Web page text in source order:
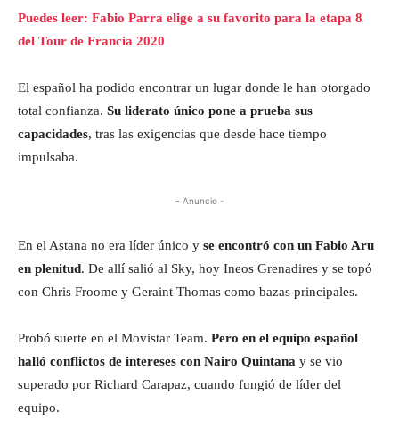
Puedes leer: Fabio Parra elige a su favorito para la etapa 8
del Tour de Francia 2020
El español ha podido encontrar un lugar donde le han otorgado
total confianza. Su liderato único pone a prueba sus
capacidades, tras las exigencias que desde hace tiempo
impulsaba.
- Anuncio -
En el Astana no era líder único y se encontró con un Fabio Aru
en plenitud. De allí salió al Sky, hoy Ineos Grenadires y se topó
con Chris Froome y Geraint Thomas como bazas principales.
Probó suerte en el Movistar Team. Pero en el equipo español
halló conflictos de intereses con Nairo Quintana y se vio
superado por Richard Carapaz, cuando fungió de líder del
equipo.